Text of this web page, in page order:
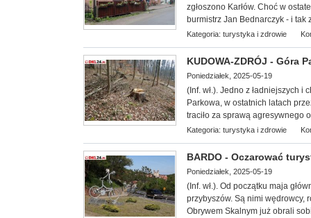
zgłoszono Karłów. Choć w
burmistrz Jan Bednarczyk - i tak
Kategoria: turystyka i zdrowie
KUDOWA-ZDRÓJ - Góra
Poniedziałek, 2025-05-19
(Inf. wł.). Jedno z ładniejszych
Parkowa, w ostatnich latach
traciło za sprawą agresywnego
Kategoria: turystyka i zdrowie
BARDO - Oczarować
Poniedziałek, 2025-05-19
(Inf. wł.). Od początku maja
przybyszów. Są nimi wędrowcy,
Obrywem Skalnym już obrali